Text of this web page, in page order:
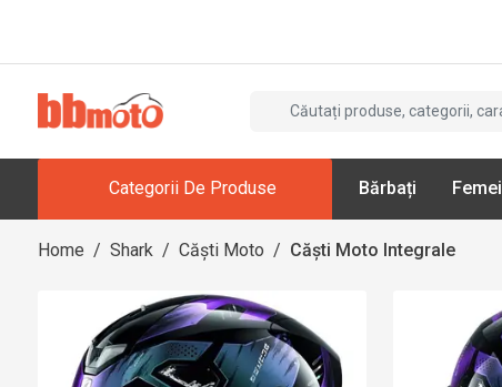
Categorii De Produse Bărbați Femei
Home / Shark / Căști Moto / Căști Moto Integrale